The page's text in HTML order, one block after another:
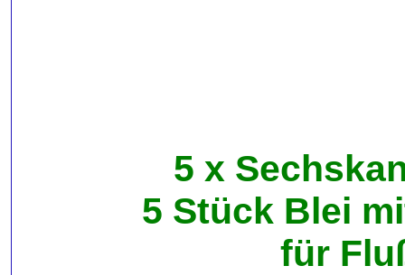
5 x
5 Stück Blei
für